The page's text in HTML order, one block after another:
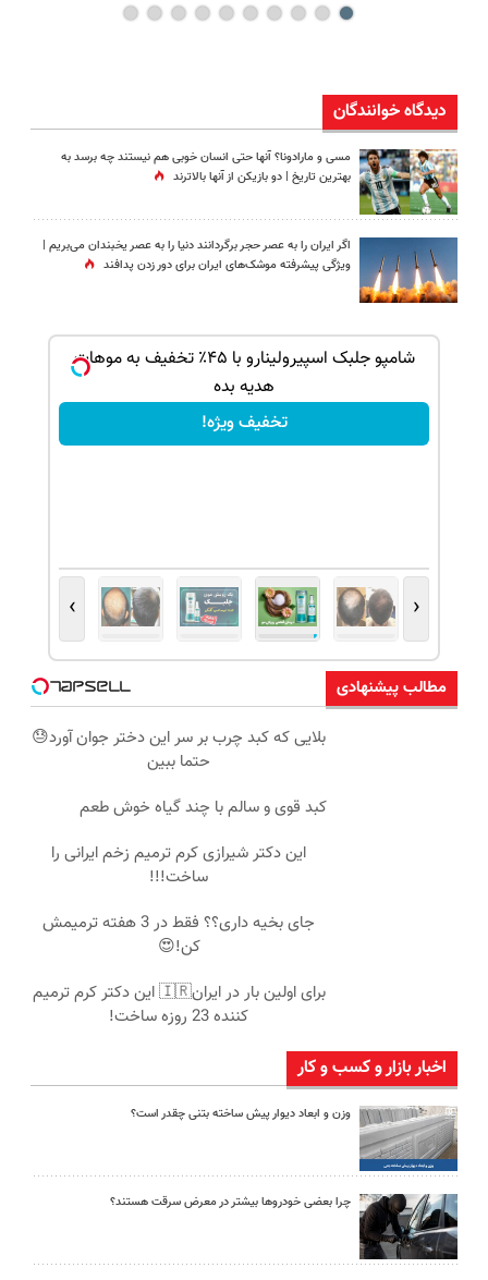
دیدگاه خوانندگان
مسی و مارادونا؟ آنها حتی انسان خوبی هم نیستند چه برسد به
بهترین تاریخ | دو بازیکن از آنها بالاترند
اگر ایران را به عصر حجر برگردانند دنیا را به عصر یخبندان می‌بریم |
ویژگی پیشرفته موشک‌های ایران برای دور زدن پدافند
شامپو جلبک اسپیرولینارو با ۴۵٪ تخفیف به موهات
هدیه بده
تخفیف ویژه!
‹
›
مطالب پیشنهادی
بلایی که کبد چرب بر سر این دختر جوان آورد😓
حتما ببین
کبد قوی و سالم با چند گیاه خوش طعم
این دکتر شیرازی کرم ترمیم زخم ایرانی را
ساخت!!!
جای بخیه داری؟؟ فقط در 3 هفته ترمیمش
کن!😍
برای اولین بار در ایران🇮🇷 این دکتر کرم ترمیم
کننده 23 روزه ساخت!
اخبار بازار و کسب و کار
وزن و ابعاد دیوار پیش ساخته بتنی چقدر است؟
چرا بعضی خودروها بیشتر در معرض سرقت هستند؟